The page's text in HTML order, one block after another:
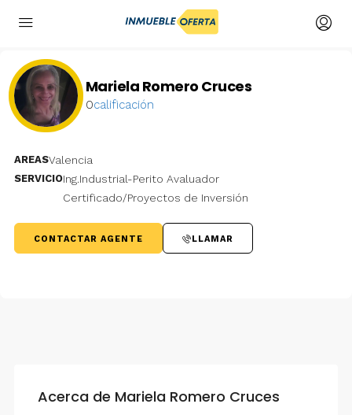
Mariela Romero Cruces
0calificación
AREASValencia
SERVICIOIng.Industrial-Perito Avaluador
Certificado/Proyectos de Inversión
CONTACTAR AGENTE LLAMAR
Acerca de Mariela Romero Cruces